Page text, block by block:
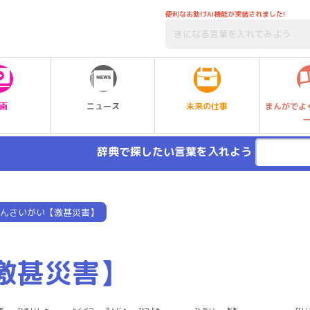
便利なお助けAI機能が実装されました!
ニュース 未来の仕事
まんがでよ
辞典で探したい言葉を入れよう
さいがい【激甚災害】
災害】